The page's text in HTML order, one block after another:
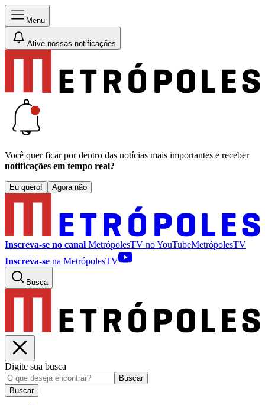
Menu
Ative nossas notificações
Você quer ficar por dentro das notícias mais importantes e receber
notificações em tempo real?
Eu quero! Agora não
Inscreva-se no canal MetrópolesTV noYouTubeMetrópolesTV
Inscreva-se na MetrópolesTV
Busca
Digite sua busca
Buscar
Buscar